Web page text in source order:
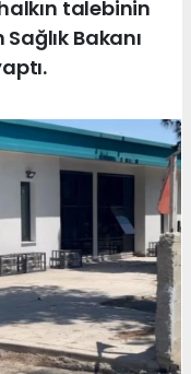
talebinin
Bakanı